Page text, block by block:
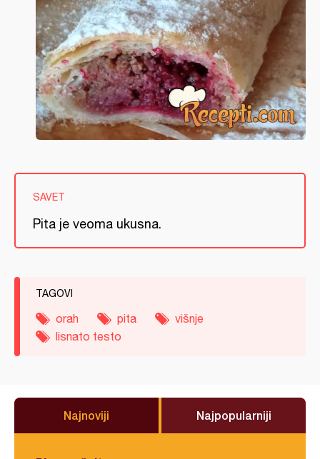
SAVET
Pita je veoma ukusna.
TAGOVI
orah pita
višnje
lisnato testo
Najnoviji Najpopularniji